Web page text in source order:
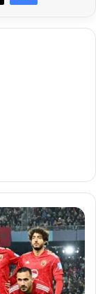
مهاجم
وحيد
في
قائمة
الأهلي
لمباراة